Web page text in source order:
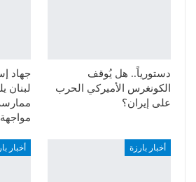
دستورياً.. هل يُوقف
الكونغرس الأميركي الحرب
على إيران؟
جهاد
لبنان
أخبار بارزة أخبار